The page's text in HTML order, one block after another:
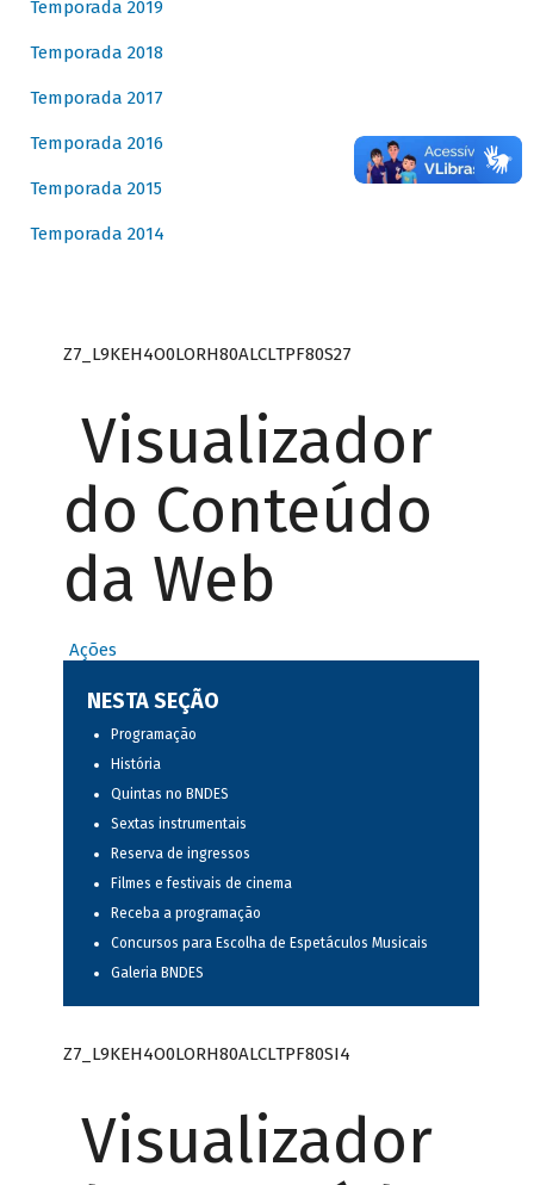
Temporada 2019
Temporada 2018
Temporada 2017
Temporada 2016
Temporada 2015
Temporada 2014
Z7_L9KEH4O0LORH80ALCLTPF80S27
Visualizador
do Conteúdo
da Web
Ações
NESTA SEÇÃO
Programação
História
Quintas no BNDES
Sextas instrumentais
Reserva de ingressos
Filmes e festivais de cinema
Receba a programação
Concursos para Escolha de Espetáculos Musicais
Galeria BNDES
Z7_L9KEH4O0LORH80ALCLTPF80SI4
Visualizador